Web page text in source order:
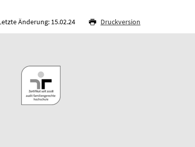
Änderung: 15.02.24 Druckversion